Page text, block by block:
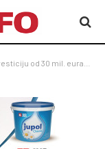
eura: ‘Ključna točka’ za regiju